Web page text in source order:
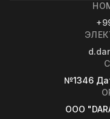
№1346
OOO